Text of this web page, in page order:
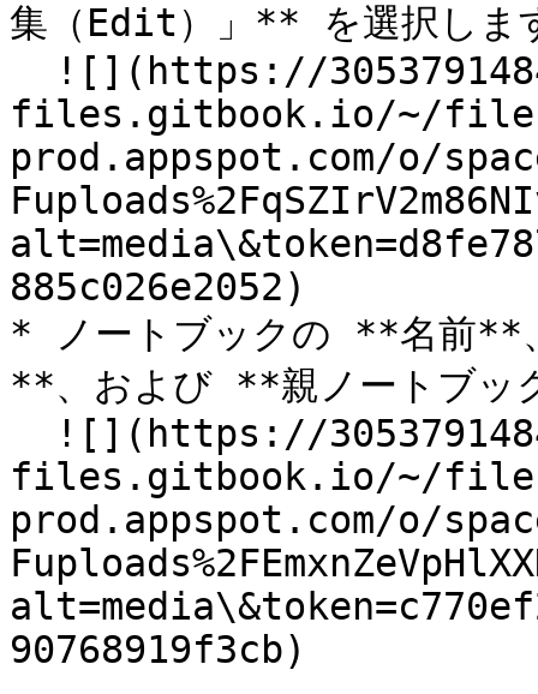
集（Edit）」** を選択しま
files.gitbook.io/~/
prod.appspot.com/o/
885c026e2052)
* ノートブックの **名前**
**、および **親ノートブッ
files.gitbook.io/~/
prod.appspot.com/o/
90768919f3cb)